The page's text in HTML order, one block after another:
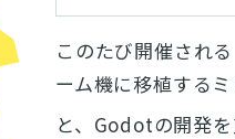
このたび開催され
ーム機に移植する
と、Godotの開発